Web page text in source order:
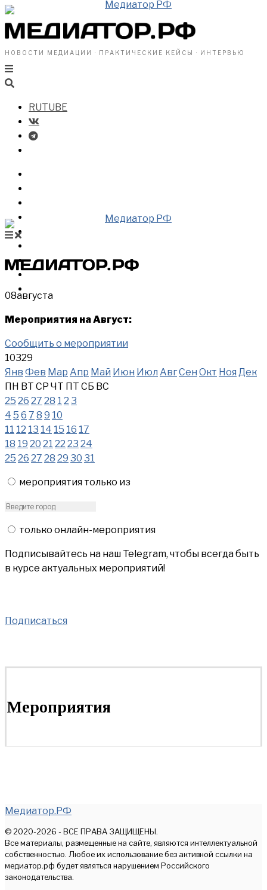
НОВОСТИ МЕДИАЦИИ · ПРАКТИЧЕСКИЕ КЕЙСЫ · ИНТЕРВЬЮ
RUTUBE
ВИДЕО
08августа
Мероприятия на Август:
Сообщить о мероприятии
10329
Янв Фев Мар Апр Май Июн Июл АвгСен Окт Ноя Дек
ПН ВТ СР ЧТ ПТ СБ ВС
25 26 27 28 1 2 3
4 5 6 7 8 9 10
11 12 13 14 15 16 17
18 19 20 21 22 23 24
25 26 27 28 29 30 31
мероприятия только из
только онлайн-мероприятия
Подписывайтесь на наш Telegram, чтобы всегда быть
в курсе актуальных мероприятий!
Подписаться
Мероприятия
Медиатор.РФ
© 2020-2026 - ВСЕ ПРАВА ЗАЩИЩЕНЫ.
Все материалы, размещенные на сайте, являются интеллектуальной
собственностью. Любое их использование без активной ссылки на
медиатор.рф будет являться нарушением Российского
законодательства.